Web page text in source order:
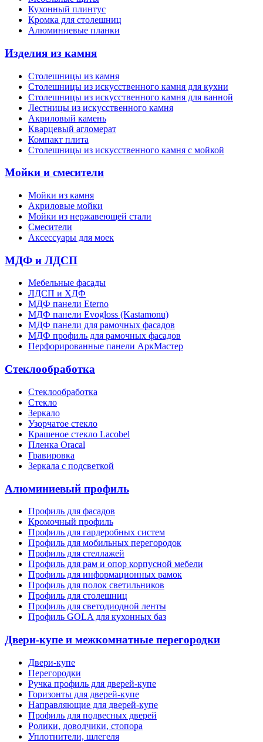
Кухонный плинтус
Кромка для столешниц
Алюминиевые планки
Изделия из камня
Столешницы из камня
Cтолешницы из искусственного камня для кухни
Cтолешницы из искусственного камня для ванной
Лестницы из искусственного камня
Акриловый камень
Кварцевый агломерат
Компакт плита
Столешницы из искусственного камня с мойкой
Мойки и смесители
Мойки из камня
Акриловые мойки
Мойки из нержавеющей стали
Смесители
Аксессуары для моек
МДФ и ЛДСП
Мебельные фасады
ЛДСП и ХДФ
МДФ панели Eterno
МДФ панели Evogloss (Kastamonu)
МДФ панели для рамочных фасадов
МДФ профиль для рамочных фасадов
Перфорированные панели АркМастер
Стеклообработка
Стеклообработка
Стекло
Зеркало
Узорчатое стекло
Крашеное стекло Lacobel
Пленка Oracal
Гравировка
Зеркала с подсветкой
Алюминиевый профиль
Профиль для фасадов
Кромочный профиль
Профиль для гардеробных систем
Профиль для мобильных перегородок
Профиль для стеллажей
Профиль для рам и опор корпусной мебели
Профиль для информационных рамок
Профиль для полок светильников
Профиль для столешниц
Профиль для светодиодной ленты
Профиль GOLA для кухонных баз
Двери-купе и межкомнатные перегородки
Двери-купе
Перегородки
Ручка профиль для дверей-купе
Горизонты для дверей-купе
Направляющие для дверей-купе
Профиль для подвесных дверей
Ролики, доводчики, стопора
Уплотнители, шлегеля